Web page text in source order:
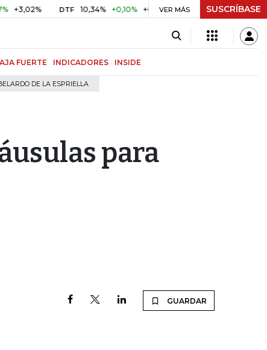
DTF 10,34% +0,10% +0,98% UVR $ 416,91 +$ 0,05
VER MÁS SUSCRÍBASE
FUERTE INDICADORES INSIDE
DE LA ESPRIELLA
para
GUARDAR